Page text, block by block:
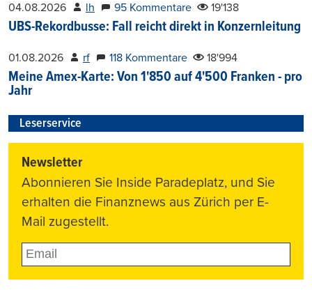
04.08.2026 lh 95 Kommentare 19'138
UBS-Rekordbusse: Fall reicht direkt in Konzernleitung
01.08.2026 rf 118 Kommentare 18'994
Meine Amex-Karte: Von 1'850 auf 4'500 Franken - pro
Jahr
Leserservice
Newsletter
Abonnieren Sie Inside Paradeplatz, und Sie
erhalten die Finanznews aus Zürich per E-
Mail zugestellt.